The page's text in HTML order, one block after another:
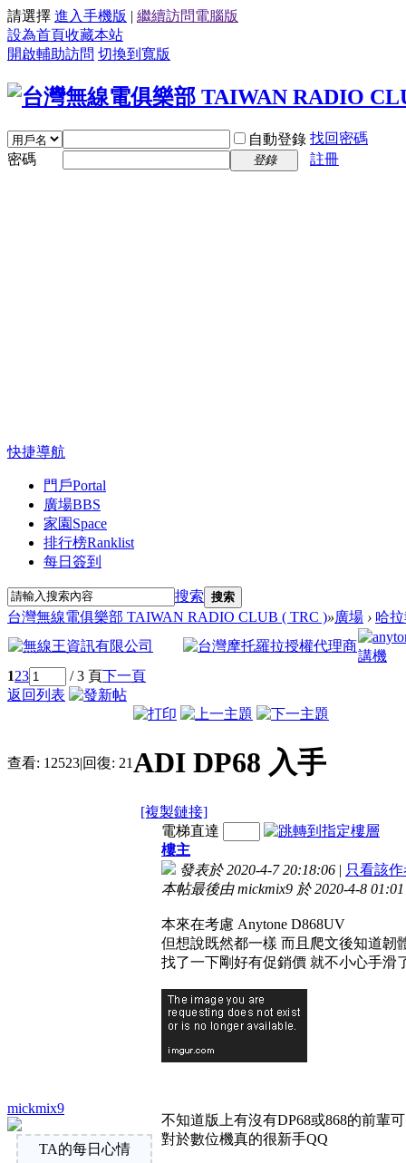
請選擇 進入手機版 | 繼續訪問電腦版
設為首頁收藏本站
開啟輔助訪問 切換到寬版
自動登錄 找回密碼
密碼
登錄 註冊
快捷導航
門戶Portal
廣場BBS
家園 Space
排行榜Ranklist
每日簽到
搜索 搜索
台灣無線電俱樂部 TAIWAN RADIO CLUB ( TRC )»廣場 › 哈
123 / 3 頁下一頁
返回列表
查看: 12523|回復: 21ADI DP68 入手
[複製鏈接]
mickmix9
TA的每日心情
電梯直達
樓主
發表於 2020-4-7 20:18:06 | 只看該
本帖最後由 mickmix9 於 2020-4-8
本來在考慮 Anytone D868UV
但想說既然都一樣 而且爬文後知道韌
找了一下剛好有促銷價 就不小心手滑
不知道版上有沒有DP68或868的前輩
對於數位機真的很新手QQ